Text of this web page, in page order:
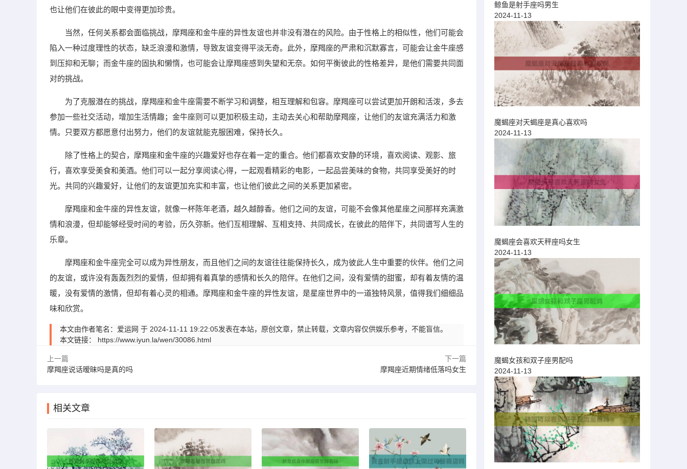
也让他们在彼此的眼中变得更加珍贵。
当然，任何关系都会面临挑战，摩羯座和金牛座的异性友谊也并非没有潜在的风险。由于性格上的相似性，他们可能会
陷入一种过度理性的状态，缺乏浪漫和激情，导致友谊变得平淡无奇。此外，摩羯座的严肃和沉默寡言，可能会让金牛座感
到压抑和无聊；而金牛座的固执和懒惰，也可能会让摩羯座感到失望和无奈。如何平衡彼此的性格差异，是他们需要共同面
对的挑战。
为了克服潜在的挑战，摩羯座和金牛座需要不断学习和调整，相互理解和包容。摩羯座可以尝试更加开朗和活泼，多去
参加一些社交活动，增加生活情趣；金牛座则可以更加积极主动，主动去关心和帮助摩羯座，让他们的友谊充满活力和激
情。只要双方都愿意付出努力，他们的友谊就能克服困难，保持长久。
除了性格上的契合，摩羯座和金牛座的兴趣爱好也存在着一定的重合。他们都喜欢安静的环境，喜欢阅读、观影、旅
行，喜欢享受美食和美酒。他们可以一起分享阅读心得，一起观看精彩的电影，一起品尝美味的食物，共同享受美好的时
光。共同的兴趣爱好，让他们的友谊更加充实和丰富，也让他们彼此之间的关系更加紧密。
摩羯座和金牛座的异性友谊，就像一杯陈年老酒，越久越醇香。他们之间的友谊，可能不会像其他星座之间那样充满激
情和浪漫，但却能够经受时间的考验，历久弥新。他们互相理解、互相支持、共同成长，在彼此的陪伴下，共同谱写人生的
乐章。
摩羯座和金牛座完全可以成为异性朋友，而且他们之间的友谊往往能保持长久，成为彼此人生中重要的伙伴。他们之间
的友谊，或许没有轰轰烈烈的爱情，但却拥有着真挚的感情和长久的陪伴。在他们之间，没有爱情的甜蜜，却有着友情的温
暖，没有爱情的激情，但却有着心灵的相通。摩羯座和金牛座的异性友谊，是星座世界中的一道独特风景，值得我们细细品
味和欣赏。
本文由作者笔名：爱运网 于 2024-11-11 19:22:05发表在本站，原创文章，禁止转载，文章内容仅供娱乐参考，不能盲信。
本文链接： https://www.iyun.la/wen/30086.html
上一篇
摩羯座说话暧昧吗是真的吗
下一篇
摩羯座近期情绪低落吗女生
相关文章
鲸鱼是射手座吗男生
2024-11-13
魔蝎座对天蝎座是真心喜欢吗
2024-11-13
魔蝎座会喜欢天秤座吗女生
2024-11-13
魔蝎女孩和双子座男配吗
2024-11-13